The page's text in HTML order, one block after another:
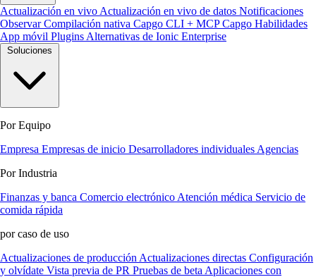
Actualización en vivo Actualización en vivo de datos Notificaciones
ObservarCompilación nativa Capgo CLI + MCPCapgo Habilidades
App móvil Plugins Alternativas de Ionic Enterprise
Soluciones
Por Equipo
Empresa Empresas de inicio Desarrolladores individuales Agencias
Por Industria
Finanzas y banca Comercio electrónico Atención médica Servicio de
comida rápida
por caso de uso
Actualizaciones de producción Actualizaciones directas Configuración
y olvídate Vista previa de PR Pruebas de beta Aplicaciones con